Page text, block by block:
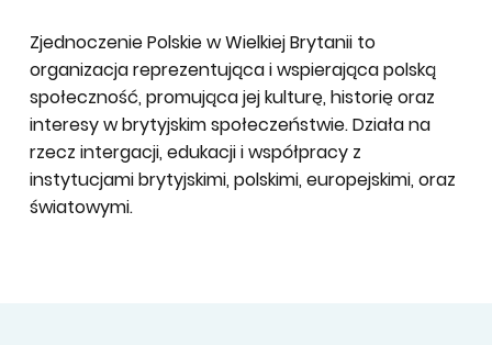
Zjednoczenie Polskie w Wielkiej Brytanii to
organizacja reprezentująca i wspierająca polską
społeczność, promująca jej kulturę, historię oraz
interesy w brytyjskim społeczeństwie. Działa na
rzecz intergacji, edukacji i współpracy z
instytucjami brytyjskimi, polskimi, europejskimi, oraz
światowymi.